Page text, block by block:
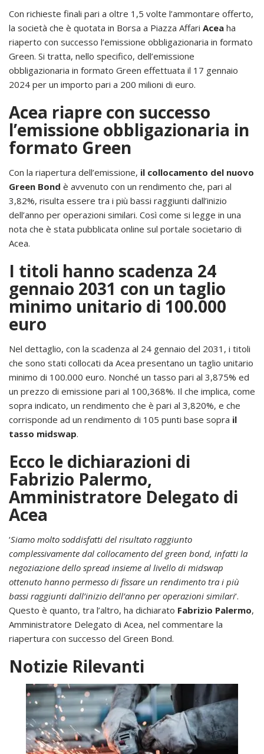
Con richieste finali pari a oltre 1,5 volte l’ammontare offerto,
la società che è quotata in Borsa a Piazza Affari Acea ha
riaperto con successo l’emissione obbligazionaria in formato
Green. Si tratta, nello specifico, dell’emissione
obbligazionaria in formato Green effettuata il 17 gennaio
2024 per un importo pari a 200 milioni di euro.
Acea riapre con successo
l’emissione obbligazionaria in
formato Green
Con la riapertura dell’emissione, il collocamento del nuovo
Green Bond è avvenuto con un rendimento che, pari al
3,82%, risulta essere tra i più bassi raggiunti dall’inizio
dell’anno per operazioni similari. Così come si legge in una
nota che è stata pubblicata online sul portale societario di
Acea.
I titoli hanno scadenza 24
gennaio 2031 con un taglio
minimo unitario di 100.000
euro
Nel dettaglio, con la scadenza al 24 gennaio del 2031, i titoli
che sono stati collocati da Acea presentano un taglio unitario
minimo di 100.000 euro. Nonché un tasso pari al 3,875% ed
un prezzo di emissione pari al 100,368%. Il che implica, come
sopra indicato, un rendimento che è pari al 3,820%, e che
corrisponde ad un rendimento di 105 punti base sopra il
tasso midswap.
Ecco le dichiarazioni di
Fabrizio Palermo,
Amministratore Delegato di
Acea
‘Siamo molto soddisfatti del risultato raggiunto
complessivamente dal collocamento del green bond, infatti la
negoziazione dello spread insieme al livello di midswap
ottenuto hanno permesso di fissare un rendimento tra i più
bassi raggiunti dall’inizio dell’anno per operazioni similari‘.
Questo è quanto, tra l’altro, ha dichiarato Fabrizio Palermo,
Amministratore Delegato di Acea, nel commentare la
riapertura con successo del Green Bond.
Notizie Rilevanti